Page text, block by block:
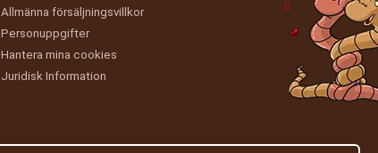
Allmänna försäljningsvillkor
Personuppgifter
Hantera mina cookies
Juridisk Information